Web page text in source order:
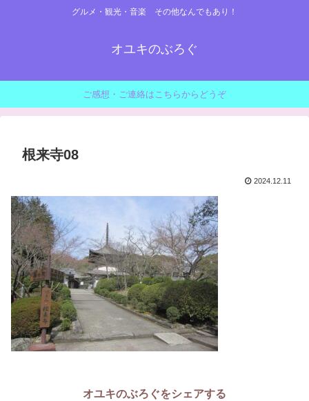
グルメ・観光・音楽 その他なんでもあり！
オユキのぶろぐ
ご感想・ご連絡はこちらからどうぞ
根来寺08
2024.12.11
オユキのぶろぐをシェアする